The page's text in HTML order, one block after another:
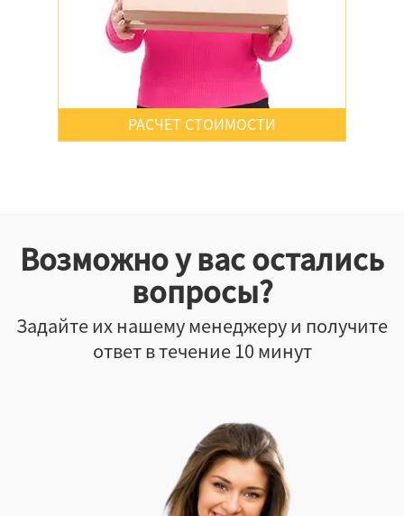
РАСЧЕТ СТОИМОСТИ
Возможно у вас остались
вопросы?
Задайте их нашему менеджеру и получите
ответ в течение 10 минут